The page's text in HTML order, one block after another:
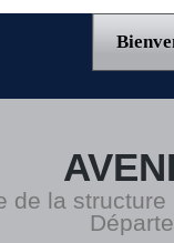
de la